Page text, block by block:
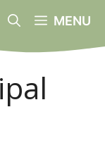
MENU